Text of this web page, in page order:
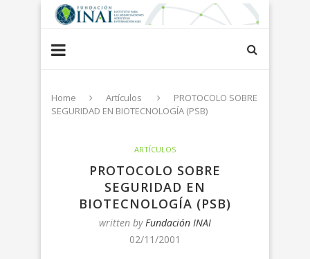
Home Artículos
PROTOCOLO SOBRE
SEGURIDAD EN BIOTECNOLOGÍA (PSB)
ARTÍCULOS
PROTOCOLO SOBRE
SEGURIDAD EN
BIOTECNOLOGÍA (PSB)
written by Fundación INAI
02/11/2001